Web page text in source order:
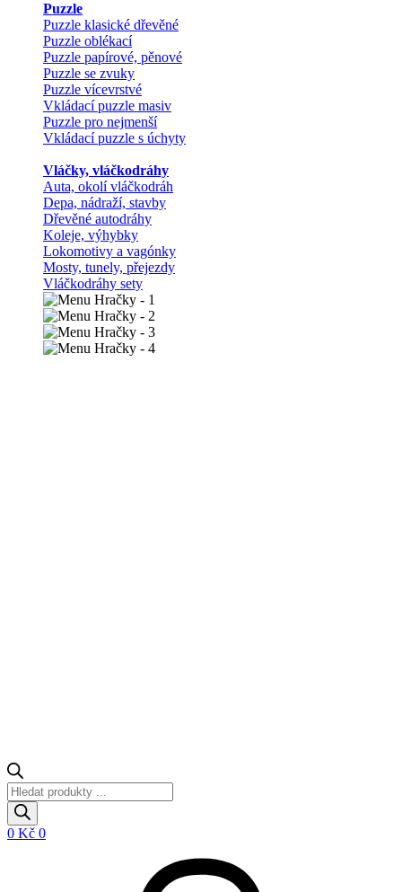
Puzzle
Puzzle klasické dřevěné
Puzzle oblékací
Puzzle papírové, pěnové
Puzzle se zvuky
Puzzle vícevrstvé
Vkládací puzzle masiv
Puzzle pro nejmenší
Vkládací puzzle s úchyty
Vláčky, vláčkodráhy
Auta, okolí vláčkodráh
Depa, nádraží, stavby
Dřevěné autodráhy
Koleje, výhybky
Lokomotivy a vagónky
Mosty, tunely, přejezdy
Vláčkodráhy sety
Products
search
0 Kč 0